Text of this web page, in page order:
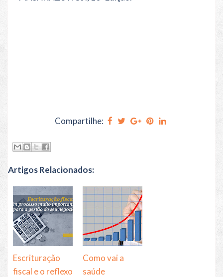
Compartilhe:
Artigos Relacionados:
Escrituração
fiscal e o reflexo
Como vai a
saúde